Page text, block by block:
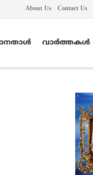
About Us Contact Us
വാർത്തകൾ